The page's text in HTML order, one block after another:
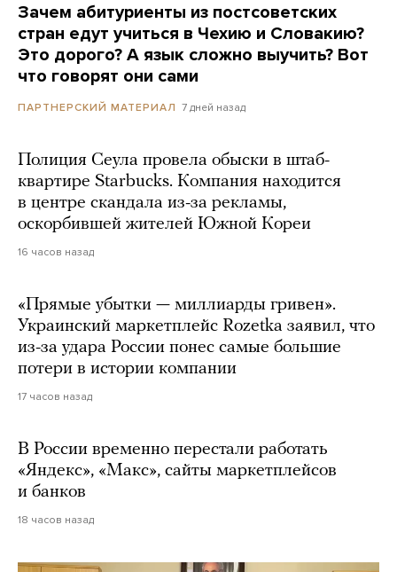
Зачем абитуриенты из постсоветских
стран едут учиться в Чехию и Словакию?
Это дорого? А язык сложно выучить? Вот
что говорят они сами
ПАРТНЕРСКИЙ МАТЕРИАЛ 7 дней назад
Полиция Сеула провела обыски в штаб-
квартире Starbucks. Компания находится
в центре скандала из-за рекламы,
оскорбившей жителей Южной Кореи
16 часов назад
«Прямые убытки — миллиарды гривен».
Украинский маркетплейс Rozetka заявил, что
из-за удара России понес самые большие
потери в истории компании
17 часов назад
В России временно перестали работать
«Яндекс», «Макс», сайты маркетплейсов
и банков
18 часов назад